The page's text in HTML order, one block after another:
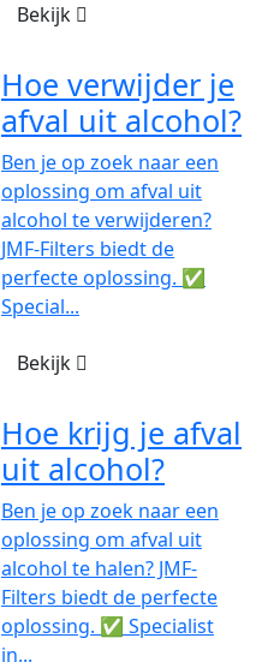
Bekijk
Hoe verwijder je
afval uit alcohol?
Ben je op zoek naar een
oplossing om afval uit
alcohol te verwijderen?
JMF-Filters biedt de
perfecte oplossing. ✅
Special...
Bekijk
Hoe krijg je afval
uit alcohol?
Ben je op zoek naar een
oplossing om afval uit
alcohol te halen? JMF-
Filters biedt de perfecte
oplossing. ✅ Specialist
in...